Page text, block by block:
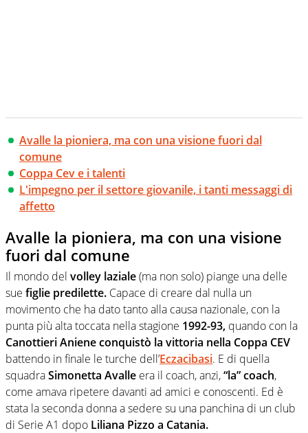
Avalle la pioniera, ma con una visione fuori dal
comune
Coppa Cev e i talenti
L'impegno per il settore giovanile, i tanti messaggi di
affetto
Avalle la pioniera, ma con una visione
fuori dal comune
Il mondo del volley laziale(ma non solo) piange una delle
sue figlie predilette. Capace di creare dal nulla un
movimento che ha dato tanto alla causa nazionale, con la
punta più alta toccata nella stagione 1992-93, quando con la
Canottieri Anieneconquistò la vittoria nella Coppa CEV
battendo in finale le turche dell’Eczacibasi. E di quella
squadraSimonetta Avalle era il coach, anzi,“la” coach,
come amava ripetere davanti ad amici e conoscenti. Ed è
stata la seconda donna a sedere su una panchina di un club
di Serie A1 dopo Liliana Pizzo a Catania.